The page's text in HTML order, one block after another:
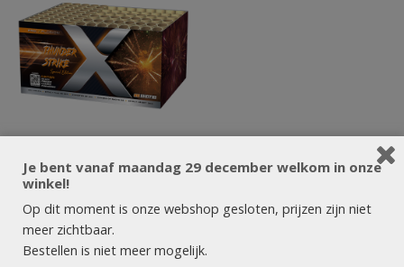
BOXEN (COMPOUND /
Thunder Strike (2 kg
Je bent vanaf maandag 29 december welkom in onze
winkel!
Op dit moment is onze webshop gesloten, prijzen zijn niet
meer zichtbaar.
Bestellen is niet meer mogelijk.